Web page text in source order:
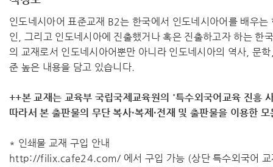
인도네시아어 표준교재 B2는 한국에서 인도네시아어를 배우
인, 그리고 인도네시아에 진출했거나 혹은 진출하고자 하는 한
의 교재로서 인도네시아어뿐만 아니라 인도네시아의 역사, 문
준 높은 내용을 담고 있습니다.
++본 교재는 교육부 국립국제교육원의 '특수외국어교육 진흥
따라서 ​본 출판물의 무단 복사·복제·전재 및 출판물을 이용한
* 인쇄물 교재 구입 안내
http://filix.cafe24.com/ 에서 구입 가능 (상단 특수외국어 교